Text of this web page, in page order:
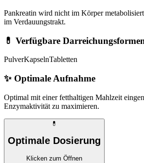
Pankreatin wird nicht im Körper
im Verdauungstrakt.
💊 Verfügbare
PulverKapselnTabletten
✨ Optimale Aufnahme
Optimal mit einer fetthaltigen Mahlzeit
Enzymaktivität zu maximieren.
💊
Optimale Dosierung
Klicken zum Öffnen